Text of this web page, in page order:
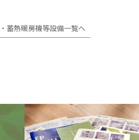
蓄熱暖房機等設備一覧へ